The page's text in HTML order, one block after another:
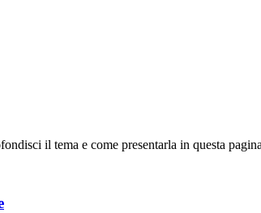
il tema e come presentarla in questa